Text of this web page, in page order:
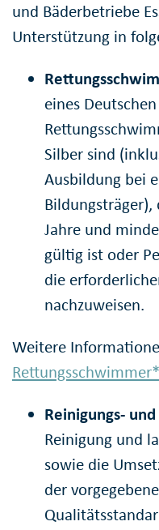
und Bäderbetriebe
Unterstützung in
eines Deutschen
Silber sind
Ausbildung bei
Jahre und
gültig ist oder
die
nachzuweisen.
Weitere
Reinigungs-
Reinigung und
sowie die
der